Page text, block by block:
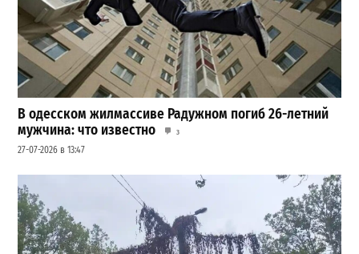
В одесском жилмассиве Радужном погиб 26-летний
мужчина: что известно
3
27-07-2026 в 13:47